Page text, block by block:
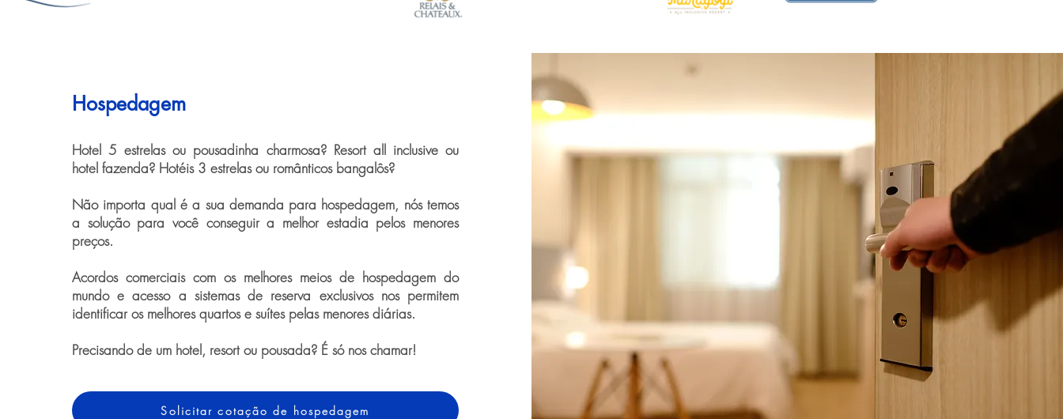
Hospedagem
Hotel 5 estrelas ou pousadinha charmosa? Resort all inclusive ou
hotel fazenda? Hotéis 3 estrelas ou românticos bangalôs?
Não importa qual é a sua demanda para hospedagem, nós temos
a solução para você conseguir a melhor estadia pelos menores
preços.
Acordos comerciais com os melhores meios de hospedagem do
mundo e acesso a sistemas de reserva exclusivos nos permitem
identificar os melhores quartos e suítes pelas menores diárias.
Precisando de um hotel, resort ou pousada? É só nos chamar!
Solicitar cotação de hospedagem